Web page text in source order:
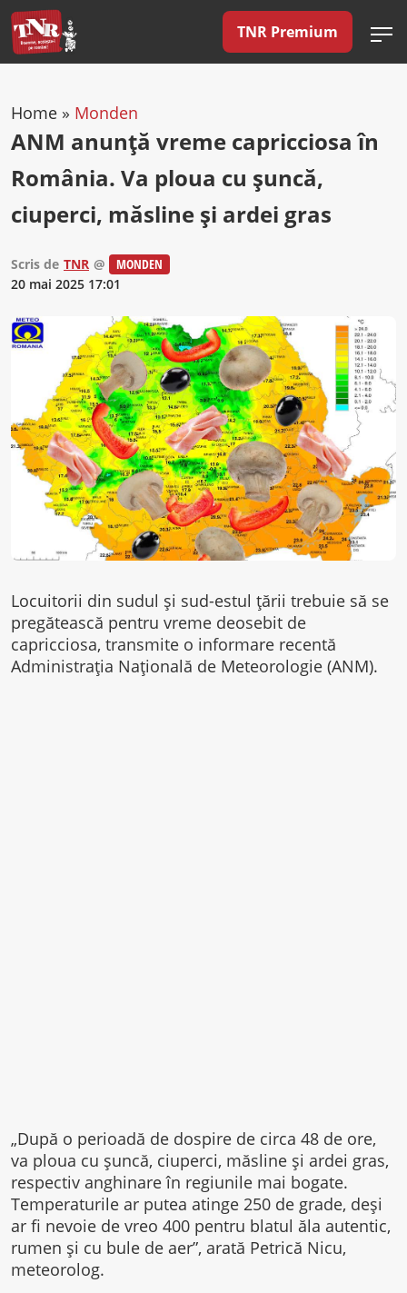
TNR Premium
Home » Monden
ANM anunţă vreme capricciosa în
România. Va ploua cu şuncă,
ciuperci, măsline şi ardei gras
Scris de TNR @
MONDEN
20 mai 2025 17:01
Locuitorii din sudul şi sud-estul ţării trebuie să se
pregătească pentru vreme deosebit de
capricciosa, transmite o informare recentă
Administraţia Naţională de Meteorologie (ANM).
„După o perioadă de dospire de circa 48 de ore,
va ploua cu şuncă, ciuperci, măsline şi ardei gras,
respectiv anghinare în regiunile mai bogate.
Temperaturile ar putea atinge 250 de grade, deşi
ar fi nevoie de vreo 400 pentru blatul ăla autentic,
rumen şi cu bule de aer”, arată Petrică Nicu,
meteorolog.